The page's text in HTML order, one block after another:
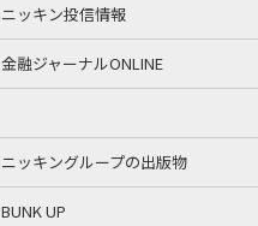
ニッキン投信情報
金融ジャーナルONLINE
ニッキングループの出版物
BUNK UP